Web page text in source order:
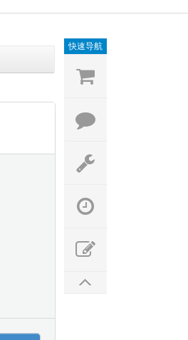
快速导航